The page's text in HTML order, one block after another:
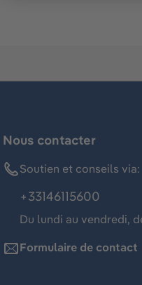
Nous contacter
Soutien et conseils via:
+33146115600
Du lundi au vendredi,
Formulaire de contact